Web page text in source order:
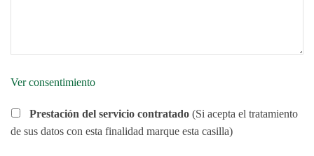
Ver consentimiento
Prestación del servicio contratado (Si acepta el tratamiento
de sus datos con esta finalidad marque esta casilla)